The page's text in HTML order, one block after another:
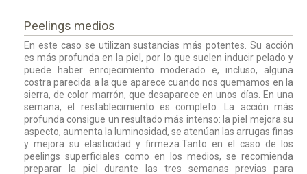
Peelings medios
En este caso se utilizan sustancias más potentes. Su acción
es más profunda en la piel, por lo que suelen inducir pelado y
puede haber enrojecimiento moderado e, incluso, alguna
costra parecida a la que aparece cuando nos quemamos en la
sierra, de color marrón, que desaparece en unos días. En una
semana, el restablecimiento es completo. La acción más
profunda consigue un resultado más intenso: la piel mejora su
aspecto, aumenta la luminosidad, se atenúan las arrugas finas
y mejora su elasticidad y firmeza.Tanto en el caso de los
peelings superficiales como en los medios, se recomienda
preparar la piel durante las tres semanas previas para